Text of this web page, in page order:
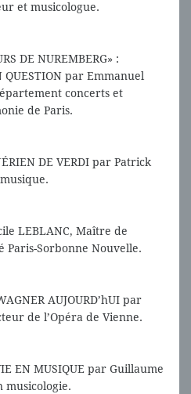
et musicologue.
DE NUREMBERG» :
QUESTION par Emmanuel
concerts et
de Paris.
DE VERDI par Patrick
LEBLANC, Maître de
Paris-Sorbonne Nouvelle.
AUJOURD’hUI par
de l’Opéra de Vienne.
EN MUSIQUE par Guillaume
musicologie.